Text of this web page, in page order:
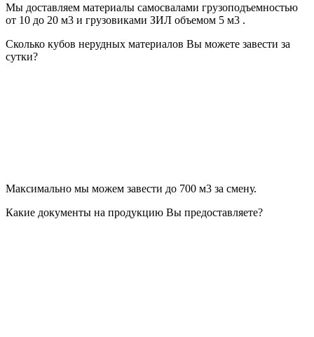
Мы доставляем материалы самосвалами грузоподъемностью
от 10 до 20 м3 и грузовиками ЗИЛ объемом 5 м3 .
Сколько кубов нерудных материалов Вы можете завести за
сутки?
Максимально мы можем завести до 700 м3 за смену.
Какие документы на продукцию Вы предоставляете?